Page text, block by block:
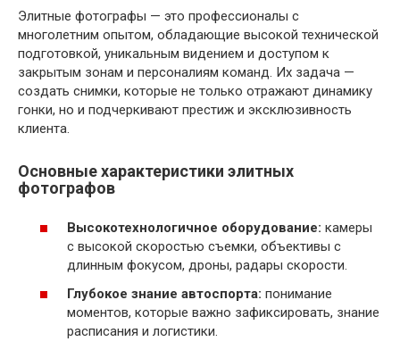
Элитные фотографы — это профессионалы с
многолетним опытом, обладающие высокой технической
подготовкой, уникальным видением и доступом к
закрытым зонам и персоналиям команд. Их задача —
создать снимки, которые не только отражают динамику
гонки, но и подчеркивают престиж и эксклюзивность
клиента.
Основные характеристики элитных
фотографов
Высокотехнологичное оборудование: камеры
с высокой скоростью съемки, объективы с
длинным фокусом, дроны, радары скорости.
Глубокое знание автоспорта: понимание
моментов, которые важно зафиксировать, знание
расписания и логистики.